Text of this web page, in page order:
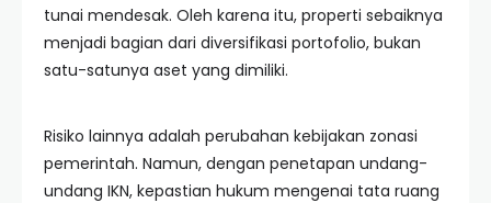
tunai mendesak. Oleh karena itu, properti sebaiknya
menjadi bagian dari diversifikasi portofolio, bukan
satu-satunya aset yang dimiliki.
Risiko lainnya adalah perubahan kebijakan zonasi
pemerintah. Namun, dengan penetapan undang-
undang IKN, kepastian hukum mengenai tata ruang